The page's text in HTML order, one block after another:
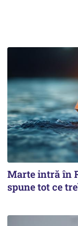
Marte intră în
spune tot ce